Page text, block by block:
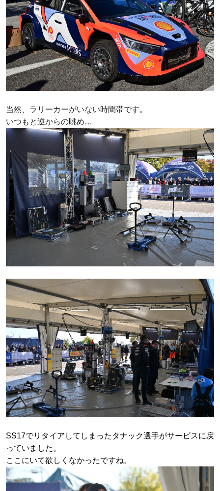
当然、ラリーカーがいない時間帯です。
いつもと逆からの眺め…
SS17でリタイアしてしまったタナック選手がサービスに戻
っていました。
ここにいて欲しくなかったですね。